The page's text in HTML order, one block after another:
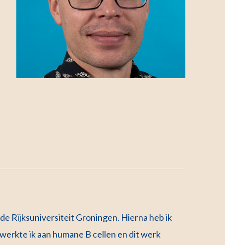
Rijksuniversiteit Groningen. Hierna heb ik
ik aan humane B cellen en dit werk